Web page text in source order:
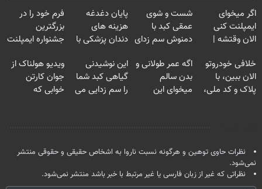
اگر میخوای
ایمپلنت کنی
الان وقتشه |
میلیون تومان!!!
شست و شوی
عمقی کبد با
دمنوش سم زدای
پایان دغدغه
هزینه های
دندان پزشکی با
خانگی
فرم خود را در
بزرگترین
جشنواره ایمپلنت
فقط ۲۵ میلیون
خلافی خودروتو
الان ببین، با
پلاک و کد ملی،
اگه عمر طولانی و
بدن سالم
میخوای این
این نوشیدنی
گیاهی کبد شما
را سم زدایی می
ویدیو هولناک از
جوان کارتن
خوابی که
نظرات حاوی توهین و هرگونه نسبت ناروا به اشخاص حقیقی و حقوقی منتشر
نمی‌شود.
نظراتی که غیر از زبان فارسی یا غیر مرتبط با خبر باشد منتشر نمی‌شود.